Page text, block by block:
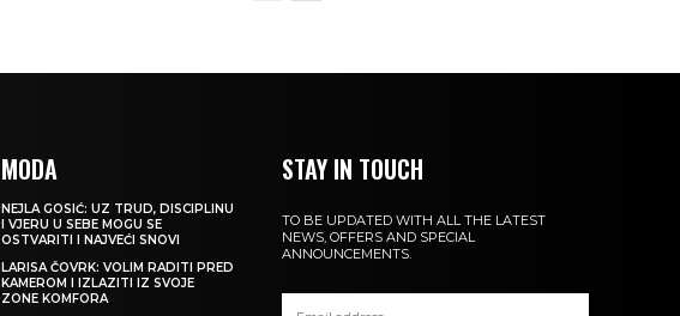
MODA
NEJLA GOSIĆ: UZ TRUD, DISCIPLINU
I VJERU U SEBE MOGU SE
OSTVARITI I NAJVEĆI SNOVI
LARISA ČOVRK: VOLIM RADITI PRED
KAMEROM I IZLAZITI IZ SVOJE
ZONE KOMFORA
STAY IN TOUCH
TO BE UPDATED WITH ALL THE LATEST
NEWS, OFFERS AND SPECIAL
ANNOUNCEMENTS.